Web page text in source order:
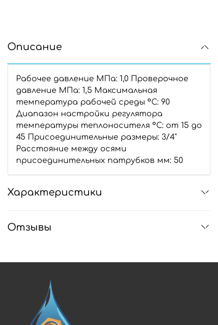
Описание
Рабочее давление МПа: 1,0 Проверочное
давление МПа: 1,5 Максимальная
температура рабочей среды °C: 90
Диапазон настройки регулятора
температуры теплоносителя °C: от 15 до
45 Присоединительные размеры: 3/4"
Расстояние между осями
присоединительных патрубков мм: 50
Характеристики
Отзывы